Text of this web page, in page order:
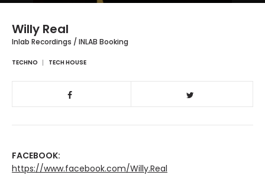
Willy Real
Inlab Recordings / INLAB Booking
TECHNO TECH HOUSE
FACEBOOK:
https://www.facebook.com/Willy.Real